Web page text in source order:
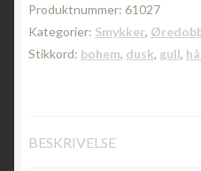
Produktnummer: 61027
Kategorier: Smykker,
Stikkord: bohem, dusk, gull,
BESKRIVELSE